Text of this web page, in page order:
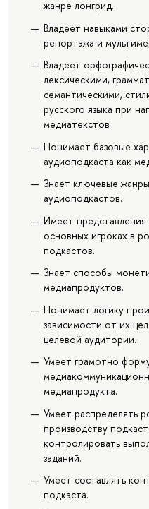
жанре лонгрид.
Владеет навыками
репортажа и
Владеет
лексическими,
семантическими,
русского языка при
медиатекстов
Понимает базовые
аудиоподкаста как
Знает ключевые
аудиоподкастов.
Имеет
основных игроках в
подкастов.
Знает способы
медиапродуктов.
Понимает логику
зависимости от их
целевой аудитории.
Умеет грамотно
медиапродукта.
Умеет распределять
производству
контролировать
заданий.
Умеет составлять
подкаста.